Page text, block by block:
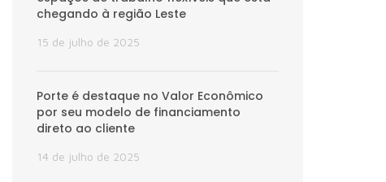
chegando à região Leste
15 de julho de 2025
Porte é destaque no Valor Econômico
por seu modelo de financiamento
direto ao cliente
14 de julho de 2025